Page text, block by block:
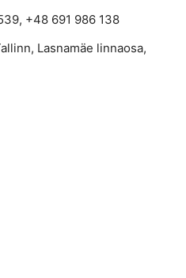
+48 691 986 138
Lasnamäe linnaosa,